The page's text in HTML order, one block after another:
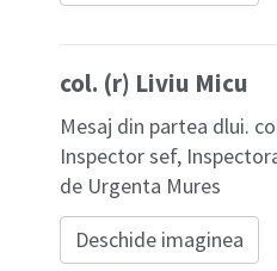
col. (r) Liviu Micu
Mesaj din partea dlui.
Inspector sef,
de Urgenta Mures
Deschide imaginea